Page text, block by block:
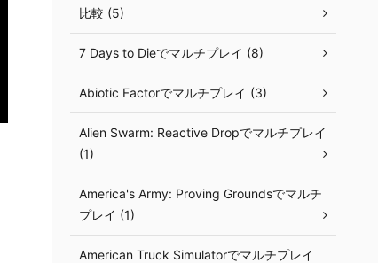
比較 (5)
7 Days to Dieでマルチプレイ (8)
Abiotic Factorでマルチプレイ (3)
Alien Swarm: Reactive Dropでマルチプレイ
(1)
America's Army: Proving Groundsでマルチ
プレイ (1)
American Truck Simulatorでマルチプレイ